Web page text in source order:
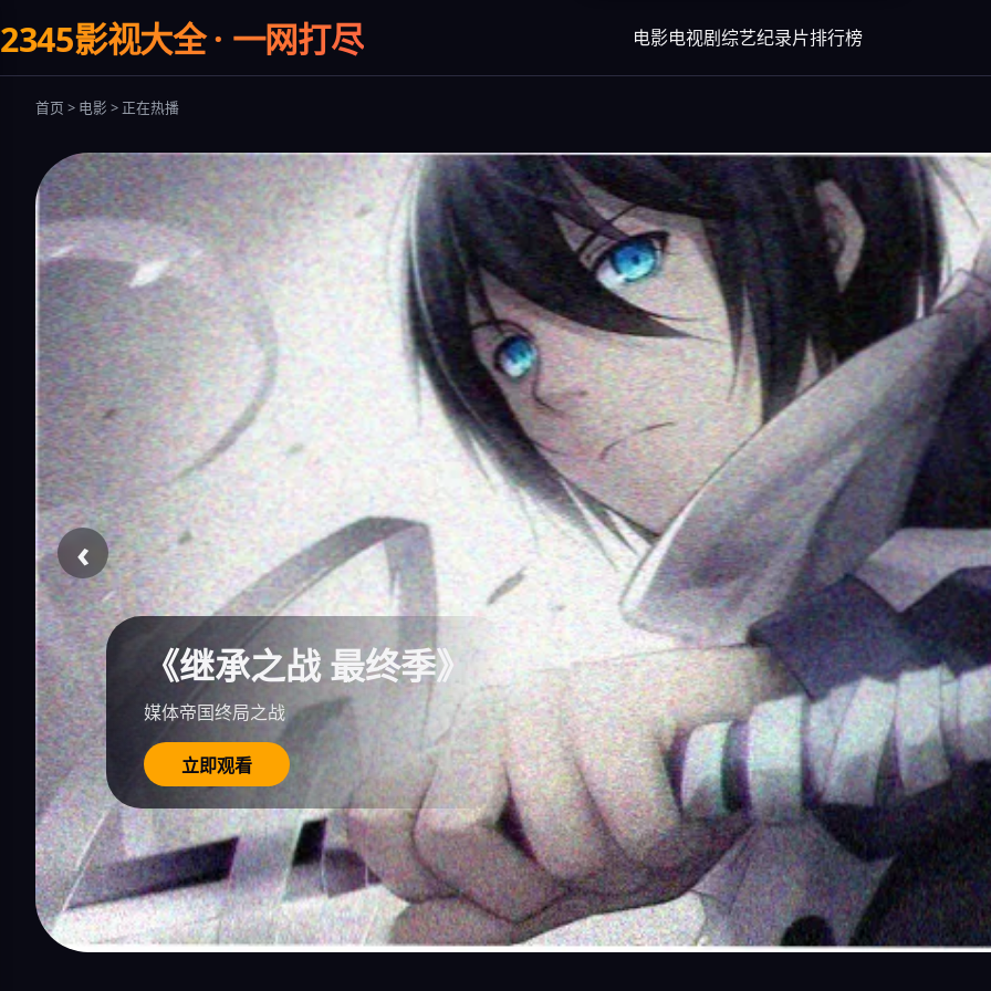
2345影视大全 · 一网打尽 电影电视剧综艺纪录片排行榜
首页 > 电影 > 正在热播
《继承之战 最终季》
媒体帝国终局之战
立即观看
‹